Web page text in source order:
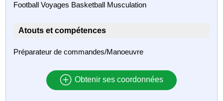
Football Voyages Basketball Musculation
Atouts et compétences
Préparateur de commandes/Manoeuvre
Obtenir ses coordonnées